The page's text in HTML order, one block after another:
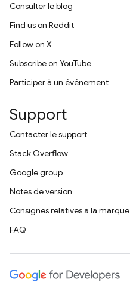
Consulter le blog
Find us on Reddit
Follow on X
Subscribe on YouTube
Participer à un événement
Support
Contacter le support
Stack Overflow
Google group
Notes de version
Consignes relatives à la marque
FAQ